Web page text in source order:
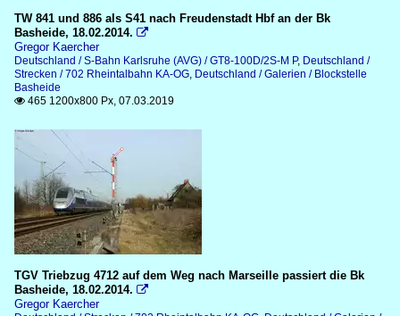
TW 841 und 886 als S41 nach Freudenstadt Hbf an der Bk
Basheide, 18.02.2014. 
Gregor Kaercher
Deutschland / S-Bahn Karlsruhe (AVG) / GT8-100D/2S-M P, Deutschland /
Strecken / 702 Rheintalbahn KA-OG, Deutschland / Galerien / Blockstelle
Basheide
 465 1200x800 Px, 07.03.2019
TGV Triebzug 4712 auf dem Weg nach Marseille passiert die Bk
Basheide, 18.02.2014. 
Gregor Kaercher